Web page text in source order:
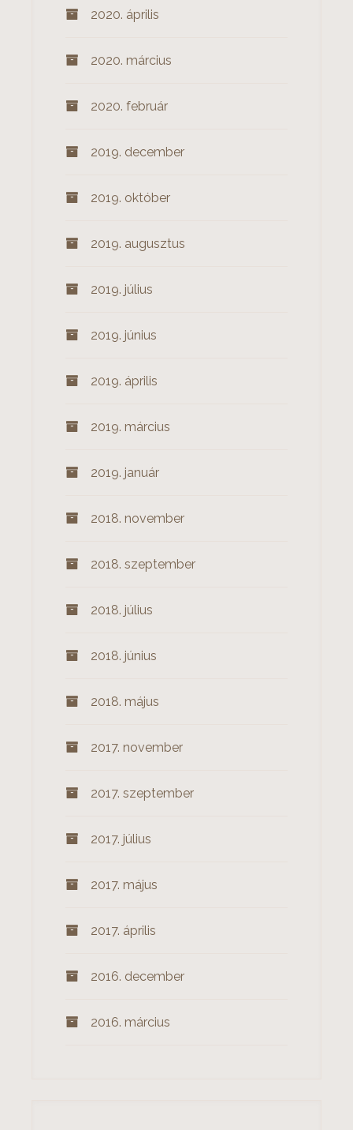
2020. április
2020. március
2020. február
2019. december
2019. október
2019. augusztus
2019. július
2019. június
2019. április
2019. március
2019. január
2018. november
2018. szeptember
2018. július
2018. június
2018. május
2017. november
2017. szeptember
2017. július
2017. május
2017. április
2016. december
2016. március